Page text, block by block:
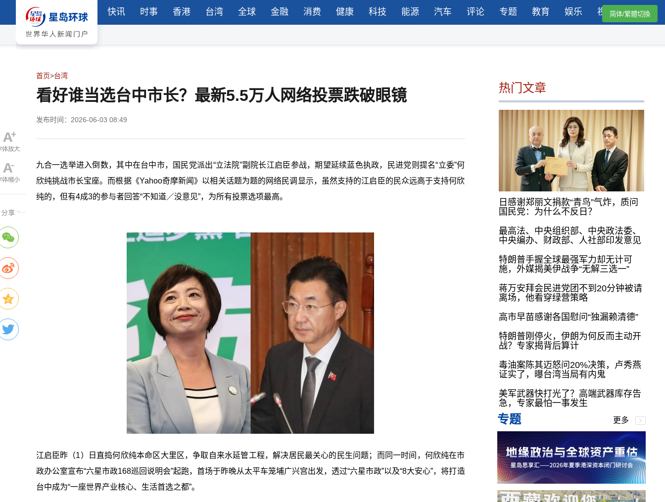
快讯 时事 香港 台湾 全球 金融 消费 健康 科技 能源 汽车 评论 专题 教育 娱乐 视频简体/繁體切換
首页>台湾
看好谁当选台中市长？最新5.5万人网络投票跌破眼镜
发布时间：2026-06-03 08:49
九合一选举进入倒数，其中在台中市，国民党派出“立法院”副院长江启臣参战，期望延续蓝色执政，民进党则提名“立委”何
欣纯挑战市长宝座。而根据《Yahoo奇摩新闻》以相关话题为题的网络民调显示，虽然支持的江启臣的民众远高于支持何欣
纯的，但有4成3的参与者回答“不知道／没意见”，为所有投票选项最高。
江启臣昨（1）日直捣何欣纯本命区大里区，争取自来水延管工程，解决居民最关心的民生问题；而同一时间，何欣纯在市
政办公室宣布“六星市政168巡回说明会”起跑，首场于昨晚从太平车笼埔广兴宫出发，透过“六星市政”以及“8大安心”，将打造
台中成为“一座世界产业核心、生活首选之都”。
热门文章
日感谢郑丽文捐款“青鸟”气炸，质问
国民党：为什么不反日？
最高法、中央组织部、中央政法委、
中央编办、财政部、人社部印发意见
特朗普手握全球最强军力却无计可
施，外媒揭美伊战争“无解三选一”
蒋万安拜会民进党团不到20分钟被请
离场，他看穿绿营策略
高市早苗感谢各国慰问“独漏赖清德”
特朗普刚停火，伊朗为何反而主动开
战？专家揭背后算计
毒油案陈其迈怒问20%决策，卢秀燕
证实了，曝台湾当局有内鬼
美军武器快打光了？高端武器库存告
急，专家最怕一事发生
专题 更多